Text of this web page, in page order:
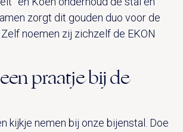
zorgt dit gouden duo voor de
Zelf noemen zij zichzelf de EKON
praatje bij de
kijkje nemen bij onze bijenstal. Doe